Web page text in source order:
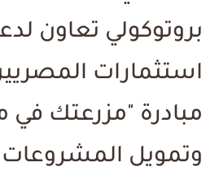
بروتوكولي تعاون
استثمارات
مبادرة "مزرعتك
وتمويل المشروعات